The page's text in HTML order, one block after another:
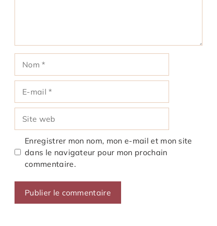
mail
web
Enregistrer mon nom, mon e-mail et mon site
dans le navigateur pour mon prochain
commentaire.